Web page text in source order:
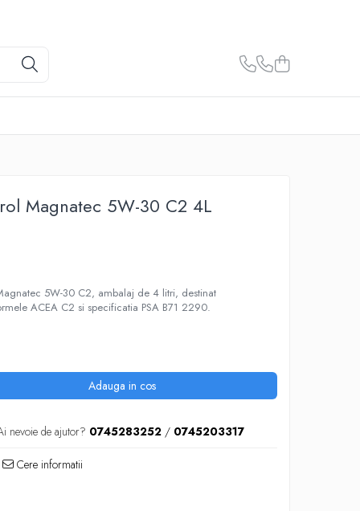
Magnatec 5W-30 C2 4L
5W-30 C2, ambalaj de 4 litri, destinat
ACEA C2 si specificatia PSA B71 2290.
Adauga in cos
nevoie de ajutor? 0745283252 / 0745203317
Cere informatii